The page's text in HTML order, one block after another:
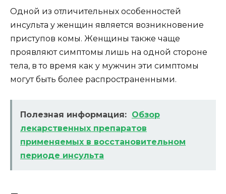
Одной из отличительных особенностей
инсульта у женщин является возникновение
приступов комы. Женщины также чаще
проявляют симптомы лишь на одной стороне
тела, в то время как у мужчин эти симптомы
могут быть более распространенными.
Полезная информация: Обзор
лекарственных препаратов
применяемых в восстановительном
периоде инсульта